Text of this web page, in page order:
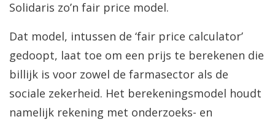
Solidaris zo’n fair price model.
Dat model, intussen de ‘fair price calculator’
gedoopt, laat toe om een prijs te berekenen die
billijk is voor zowel de farmasector als de
sociale zekerheid. Het berekeningsmodel houdt
namelijk rekening met onderzoeks- en